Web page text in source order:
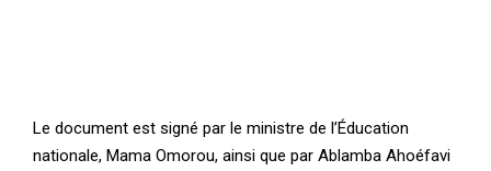
Le document est signé par le ministre de l’Éducation
nationale, Mama Omorou, ainsi que par Ablamba Ahoéfavi